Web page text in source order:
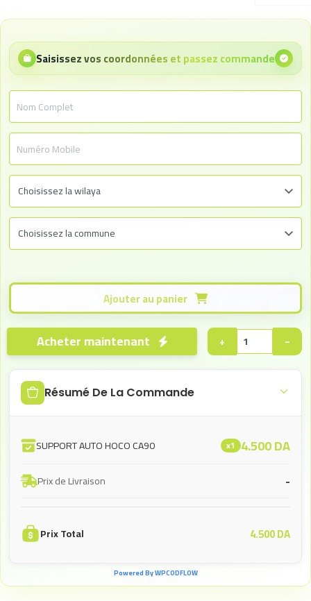
Saisissez vos coordonnées et passez commande
−
+
Résumé De La Commande
SUPPORT AUTO HOCO CA90 x1 4.500DA
Prix de Livraison -
Prix Total 4.500DA
Powered By WPCODFLOW